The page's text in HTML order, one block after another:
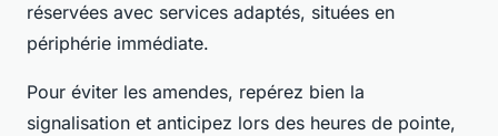
réservées avec services adaptés, situées en
périphérie immédiate.
Pour éviter les amendes, repérez bien la
signalisation et anticipez lors des heures de pointe,